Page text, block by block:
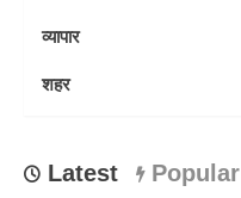
व्यापार
शहर
Latest Popular